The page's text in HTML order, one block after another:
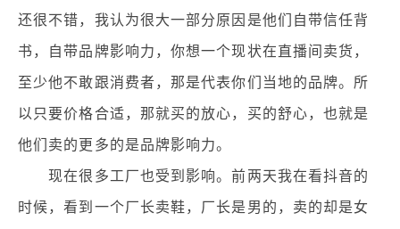
还很不错，我认为很大一部分原因是他们自带信任背
书，自带品牌影响力，你想一个现状在直播间卖货，
至少他不敢跟消费者，那是代表你们当地的品牌。所
以只要价格合适，那就买的放心，买的舒心，也就是
他们卖的更多的是品牌影响力。
现在很多工厂也受到影响。前两天我在看抖音的
时候，看到一个厂长卖鞋，厂长是男的，卖的却是女